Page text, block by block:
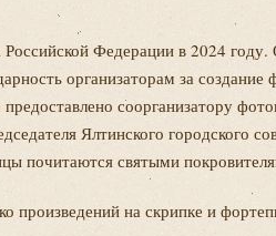
Федерации в 2024
организаторам за создание
соорганизатору
Ялтинского городского
почитаются святыми
произведений на скрипке и